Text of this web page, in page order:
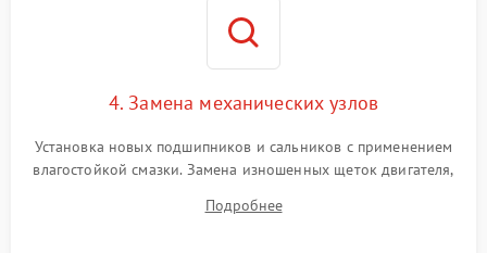
4. Замена механических узлов
Установка новых подшипников и сальников с применением
влагостойкой смазки. Замена изношенных щеток двигателя,
или поврежденной резиновой манжеты.
Подробнее